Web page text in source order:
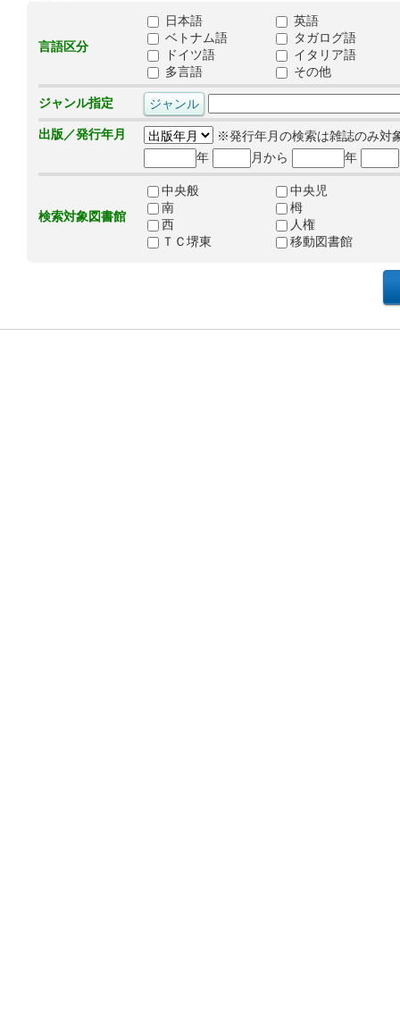
言語区分
日本語
英語
ベトナム語
タガログ語
ドイツ語
イタリア語
多言語
その他
ジャンル指定
出版／発行年月
※発行年月の検索は雑誌のみ対
年
月から 年
検索対象図書館
中央般
中央児
南
栂
西
人権
ＴＣ堺東
移動図書館